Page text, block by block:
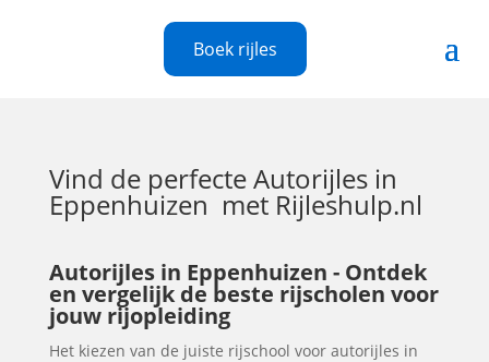
Boek rijles
Vind de perfecteAutorijles in
Eppenhuizen met Rijleshulp.nl
Autorijles in Eppenhuizen - Ontdek
en vergelijk de beste rijscholen voor
jouw rijopleiding
Het kiezen van de juiste rijschool voor autorijles in